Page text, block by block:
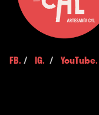
FB. / IG. / YouTube.